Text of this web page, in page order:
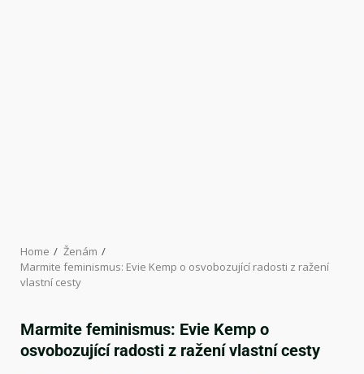
Home
Ženám
Marmite feminismus: Evie Kemp o osvobozující radosti z ražení
vlastní cesty
Marmite feminismus: Evie Kemp o
osvobozující radosti z ražení vlastní cesty